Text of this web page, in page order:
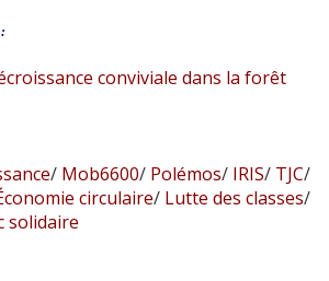
conviviale dans la forêt
/ Mob6600/ Polémos/ IRIS/ TJC/
circulaire/ Lutte des classes/
solidaire